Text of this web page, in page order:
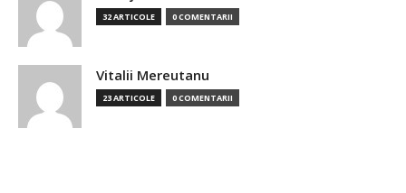
32 ARTICOLE 0 COMENTARII
Vitalii Mereutanu
23 ARTICOLE 0 COMENTARII